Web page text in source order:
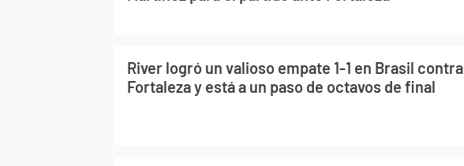
River logró un valioso empate 1-1 en Brasil contra
Fortaleza y está a un paso de octavos de final